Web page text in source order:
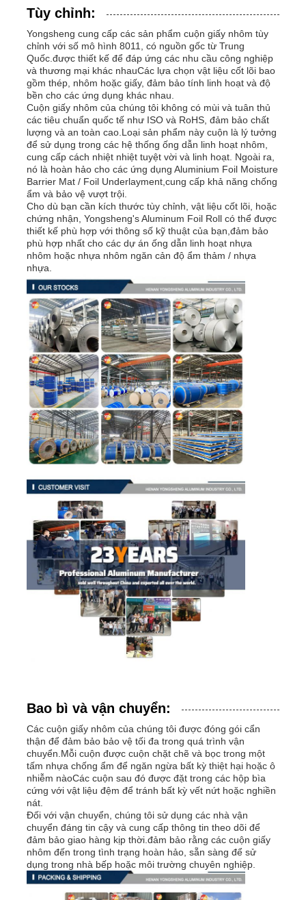
Tùy chỉnh:
Yongsheng cung cấp các sản phẩm cuộn giấy nhôm tùy
chỉnh với số mô hình 8011, có nguồn gốc từ Trung
Quốc.được thiết kế để đáp ứng các nhu cầu công nghiệp
và thương mại khác nhauCác lựa chọn vật liệu cốt lõi bao
gồm thép, nhôm hoặc giấy, đảm bảo tính linh hoạt và độ
bền cho các ứng dụng khác nhau.
Cuộn giấy nhôm của chúng tôi không có mùi và tuân thủ
các tiêu chuẩn quốc tế như ISO và RoHS, đảm bảo chất
lượng và an toàn cao.Loại sản phẩm này cuộn là lý tưởng
để sử dụng trong các hệ thống ống dẫn linh hoạt nhôm,
cung cấp cách nhiệt nhiệt tuyệt vời và linh hoạt. Ngoài ra,
nó là hoàn hảo cho các ứng dụng Aluminium Foil Moisture
Barrier Mat / Foil Underlayment,cung cấp khả năng chống
ẩm và bảo vệ vượt trội.
Cho dù bạn cần kích thước tùy chỉnh, vật liệu cốt lõi, hoặc
chứng nhận, Yongsheng's Aluminum Foil Roll có thể được
thiết kế phù hợp với thông số kỹ thuật của bạn,đảm bảo
phù hợp nhất cho các dự án ống dẫn linh hoạt nhựa
nhôm hoặc nhựa nhôm ngăn cản độ ẩm thảm / nhựa
nhựa.
Bao bì và vận chuyển:
Các cuộn giấy nhôm của chúng tôi được đóng gói cẩn
thận để đảm bảo bảo vệ tối đa trong quá trình vận
chuyển.Mỗi cuộn được cuộn chặt chẽ và bọc trong một
tấm nhựa chống ẩm để ngăn ngừa bất kỳ thiệt hại hoặc ô
nhiễm nàoCác cuộn sau đó được đặt trong các hộp bìa
cứng với vật liệu đệm để tránh bất kỳ vết nứt hoặc nghiền
nát.
Đối với vận chuyển, chúng tôi sử dụng các nhà vận
chuyển đáng tin cậy và cung cấp thông tin theo dõi để
đảm bảo giao hàng kịp thời.đảm bảo rằng các cuộn giấy
nhôm đến trong tình trạng hoàn hảo, sẵn sàng để sử
dụng trong nhà bếp hoặc môi trường chuyên nghiệp.